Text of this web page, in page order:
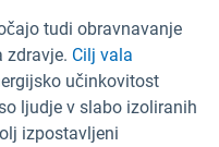
tudi obravnavanje
zdravje. Cilj vala
učinkovitost
ljudje v slabo izoliranih
izpostavljeni